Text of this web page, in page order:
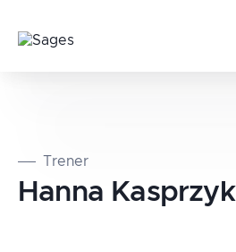
Trener
Hanna Kasprzyk